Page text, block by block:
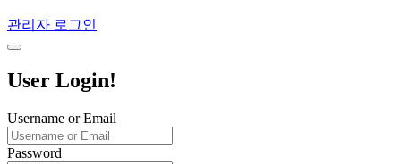
관리자 로그인
User Login!
Username or Email
Password